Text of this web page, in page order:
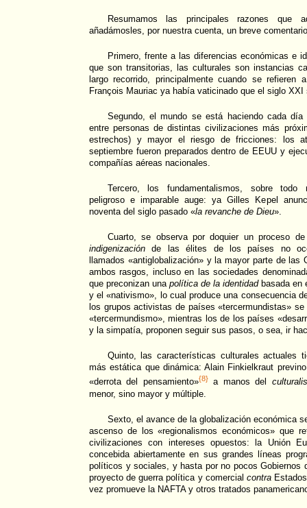
Resumamos las principales razones que
añadámosles, por nuestra cuenta, un breve
Primero, frente a las diferencias económicas e
que son transitorias, las culturales son instancias
largo recorrido, principalmente cuando se refieren
François Mauriac ya había vaticinado que el siglo
Segundo, el mundo se está haciendo cada
entre personas de distintas civilizaciones más
estrechos) y mayor el riesgo de fricciones: los
septiembre fueron preparados dentro de EEUU y
compañías aéreas nacionales.
Tercero, los fundamentalismos, sobre todo
peligroso e imparable auge: ya Gilles Kepel
noventa del siglo pasado «la revanche de Dieu».
Cuarto, se observa por doquier un proceso
indigenización de las élites de los países no
llamados «antiglobalización» y la mayor parte de las
ambos rasgos, incluso en las sociedades
que preconizan una política de la identidadbasada en
y el «nativismo», lo cual produce una consecuencia
los grupos activistas de países «tercermundistas»
«tercermundismo», mientras los de los países
y la simpatía, proponen seguir sus pasos, o sea, ir
Quinto, las características culturales actuales
más estática que dinámica: Alain Finkielkraut
«derrota del pensamiento»{8}a manos del
menor, sino mayor y múltiple.
Sexto, el avance de la globalización económica
ascenso de los «regionalismos económicos» que
civilizaciones con intereses opuestos: la Unión
concebida abiertamente en sus grandes líneas
políticos y sociales, y hasta por no pocos Gobiernos
proyecto de guerra política y comercial contraEstados
vez promueve la NAFTA y otros tratados